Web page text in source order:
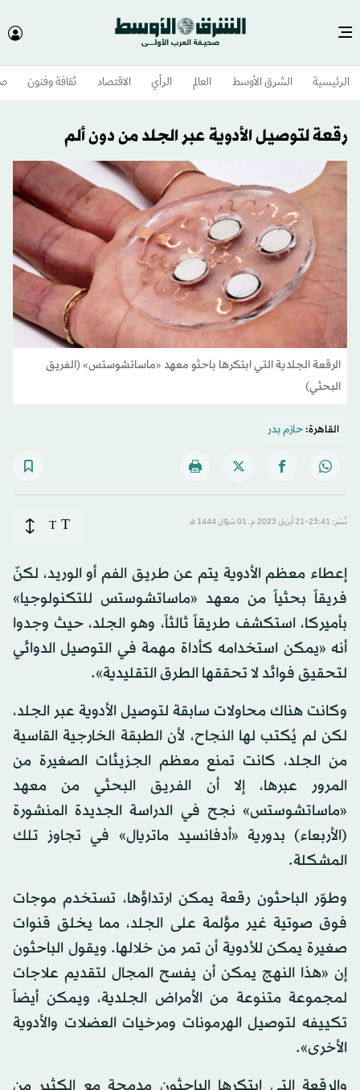
الرئيسية الشرق الأوسط​ العالم الرأي الاقتصاد ثقافة وفنون
رقعة لتوصيل الأدوية عبر الجلد من دون ألم
الرقعة الجلدية التي ابتكرها باحثو معهد «ماساتشوستس» (الفريق
البحثي)
القاهرة:حازم بدر
نُشر: 23:41-21 أبريل 2023 م ـ 01 شوّال 1444 هـ T
T
إعطاء معظم الأدوية يتم عن طريق الفم أو الوريد، لكنّ
فريقاً بحثياً من معهد «ماساتشوستس للتكنولوجيا»
بأميركا، استكشف طريقاً ثالثاً، وهو الجلد، حيث وجدوا
أنه «يمكن استخدامه كأداة مهمة في التوصيل الدوائي
لتحقيق فوائد لا تحققها الطرق التقليدية».
وكانت هناك محاولات سابقة لتوصيل الأدوية عبر الجلد،
لكن لم يُكتب لها النجاح، لأن الطبقة الخارجية القاسية
من الجلد، كانت تمنع معظم الجزيئات الصغيرة من
المرور عبرها، إلا أن الفريق البحثي من معهد
«ماساتشوستس» نجح في الدراسة الجديدة المنشورة
(الأربعاء) بدورية «أدفانسيد ماتريال» في تجاوز تلك
المشكلة.
وطوّر الباحثون رقعة يمكن ارتداؤها، تستخدم موجات
فوق صوتية غير مؤلمة على الجلد، مما يخلق قنوات
صغيرة يمكن للأدوية أن تمر من خلالها. ويقول الباحثون
إن «هذا النهج يمكن أن يفسح المجال لتقديم علاجات
لمجموعة متنوعة من الأمراض الجلدية، ويمكن أيضاً
تكييفه لتوصيل الهرمونات ومرخيات العضلات والأدوية
الأخرى».
والرقعة التي ابتكرها الباحثون مدمجة مع الكثير من